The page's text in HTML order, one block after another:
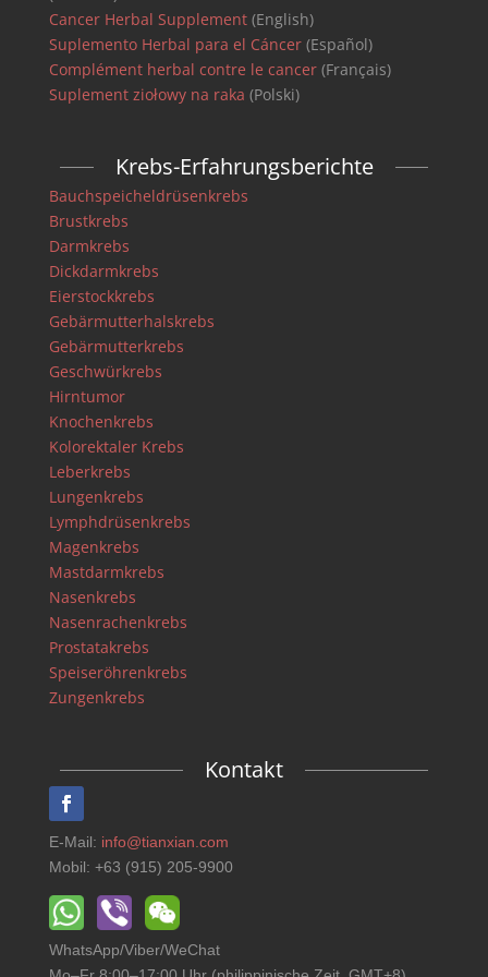
Cancer Herbal Supplement(English)
Suplemento Herbal para el Cáncer(Español)
Complément herbal contre le cancer(Français)
Suplement ziołowy na raka (Polski)
Krebs-Erfahrungsberichte
Bauchspeicheldrüsenkrebs
Brustkrebs
Darmkrebs
Dickdarmkrebs
Eierstockkrebs
Gebärmutterhalskrebs
Gebärmutterkrebs
Geschwürkrebs
Hirntumor
Knochenkrebs
Kolorektaler Krebs
Leberkrebs
Lungenkrebs
Lymphdrüsenkrebs
Magenkrebs
Mastdarmkrebs
Nasenkrebs
Nasenrachenkrebs
Prostatakrebs
Speiseröhrenkrebs
Zungenkrebs
Kontakt
E-Mail: info@tianxian.com
Mobil: +63 (915) 205-9900
WhatsApp/Viber/WeChat